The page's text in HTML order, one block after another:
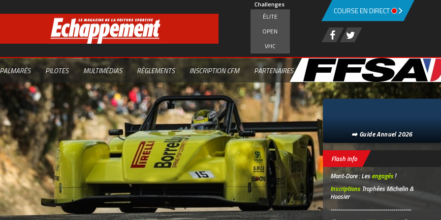
Challenges
ÉLITE
OPEN
VHC
PILOTES MULTIMÉDIAS RÈGLEMENTS INSCRIPTION CFM PARTENAIRES
COURSE EN DIRECT
➡️ Guide Annuel 2026
Flash info
Mont-Dore : Lesengagés!
InscriptionsTrophées Michelin &
Hoosier
-----------------------------------------